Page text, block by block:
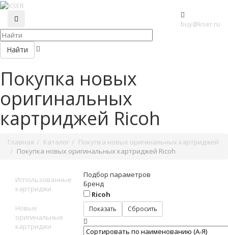
buy@kser.ru
Найти
Покупка новых
оригинальных
картриджей Ricoh
Главная Каталог
Покупка новых оригинальных картриджей
Покупка новых оригинальных картриджей Ricoh
Использованные
картриджи
Новые
оригинальные
картриджи
Подбор параметров
Бренд
Ricoh